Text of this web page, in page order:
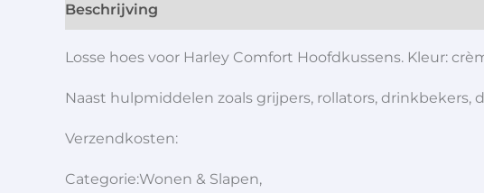
Beschrijving
Losse hoes voor Harley Comfort Hoofdkussens. Kleur:
Naast hulpmiddelen zoals grijpers, rollators,
Verzendkosten:
Categorie:Wonen & Slapen,